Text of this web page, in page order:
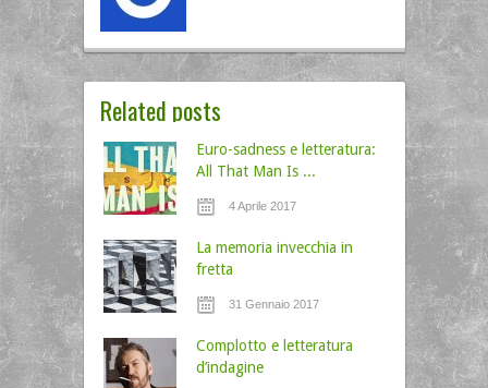
Related posts
Euro-sadness e letteratura:
All That Man Is ...
4 Aprile 2017
La memoria invecchia in
fretta
31 Gennaio 2017
Complotto e letteratura
d’indagine